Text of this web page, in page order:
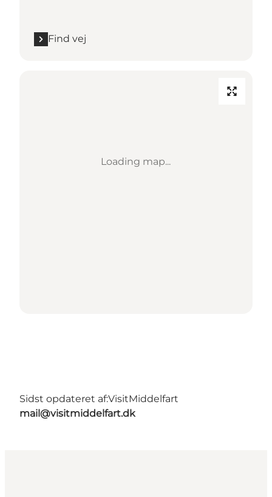
Find vej
Loading map...
Sidst opdateret af:VisitMiddelfart
mail@visitmiddelfart.dk